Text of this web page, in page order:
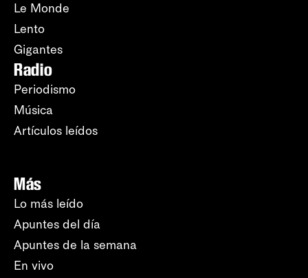
Le Monde
Lento
Gigantes
Radio
Periodismo
Música
Artículos leídos
Más
Lo más leído
Apuntes del día
Apuntes de la semana
En vivo